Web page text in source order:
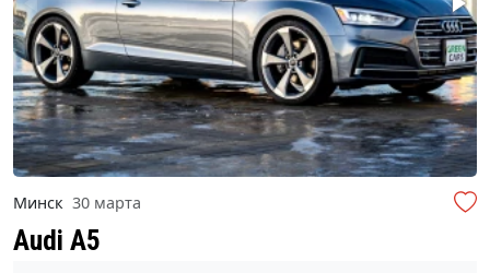
Минск 30 марта
Audi A5